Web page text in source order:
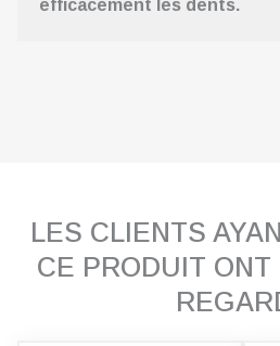
efficacement les dents.
LES CLIENTS
CE PRODUIT